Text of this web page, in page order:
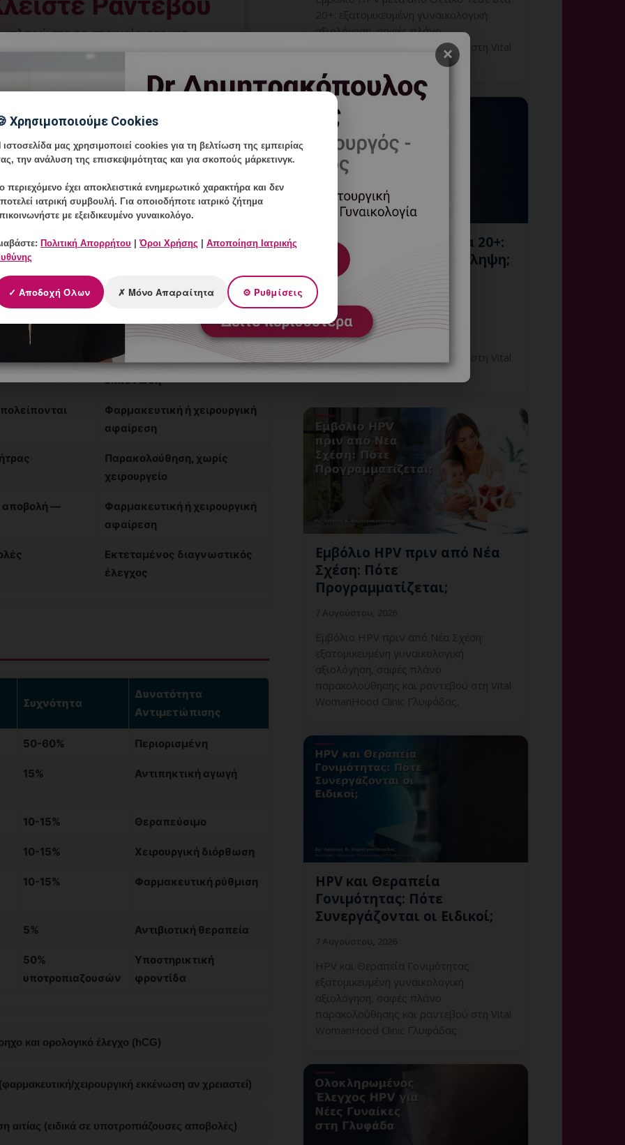
γνωρίζουν. Το80%των αποβολών συμβαίνει κατά το
με την ηλικία: 12-15% κάτω των 35 ετών, 25%
κλειστός
hCG και υπέρηχος
τραχήλου
Ιατρική ή χειρουργική
εκκένωση
Φαρμακευτική ή χειρουργική
αφαίρεση
Παρακολούθηση, χωρίς
χειρουργείο
αποβολή —
Φαρμακευτική ή χειρουργική
αφαίρεση
Εκτεταμένος διαγνωστικός
έλεγχος
Συχνότητα
Δυνατότητα
Αντιμετώπισης
50-60% Περιορισμένη
15% Αντιπηκτική αγωγή
10-15% Θεραπεύσιμο
10-15% Χειρουργική διόρθωση
10-15% Φαρμακευτική ρύθμιση
5% Αντιβιοτική θεραπεία
50%
υποτροπιαζουσών
Υποστηρικτική
φροντίδα
και ορολογικό έλεγχο (hCG)
χειρουργική εκκένωση αν χρειαστεί)
αιτίας (ειδικά σε υποτροπιάζουσες αποβολές)
20+: εξατομικευμένη γυναικολογική
αξιολόγηση, σαφές πλάνο
παρακολούθησης και ραντεβού στη Vital
HPV και Νέα Σχέση στα 20+:
Πώς Συζητάμε για Πρόληψη;
7 Αυγούστου, 2026
HPV και Νέα Σχέση στα 20+:
εξατομικευμένη γυναικολογική
αξιολόγηση, σαφές πλάνο
παρακολούθησης και ραντεβού στη Vital
WomanHood Clinic Γλυφάδας.
Εμβόλιο HPV πριν από Νέα
Σχέση: Πότε
Προγραμματίζεται;
Εμβόλιο HPV πριν από Νέα Σχέση:
εξατομικευμένη γυναικολογική
αξιολόγηση, σαφές πλάνο
παρακολούθησης και ραντεβού στη Vital
WomanHood Clinic Γλυφάδας.
HPV και Θεραπεία
Γονιμότητας: Πότε
Συνεργάζονται οι Ειδικοί;
HPV και Θεραπεία Γονιμότητας:
εξατομικευμένη γυναικολογική
αξιολόγηση, σαφές πλάνο
παρακολούθησης και ραντεβού στη Vital
WomanHood Clinic Γλυφάδας.
×
Χρησιμοποιούμε Cookies
ιστοσελίδα μας χρησιμοποιεί cookies για τη βελτίωση της εμπειρίας
την ανάλυση της επισκεψιμότητας και για σκοπούς μάρκετινγκ.
περιεχόμενο έχει αποκλειστικά ενημερωτικό χαρακτήρα και δεν
ιατρική συμβουλή. Για οποιοδήποτε ιατρικό ζήτημα
με εξειδικευμένο γυναικολόγο.
Πολιτική Απορρήτου |Όροι Χρήσης | Αποποίηση Ιατρικής
✓ Αποδοχή Όλων ✗ Μόνο Απαραίτητα ⚙ Ρυθμίσεις